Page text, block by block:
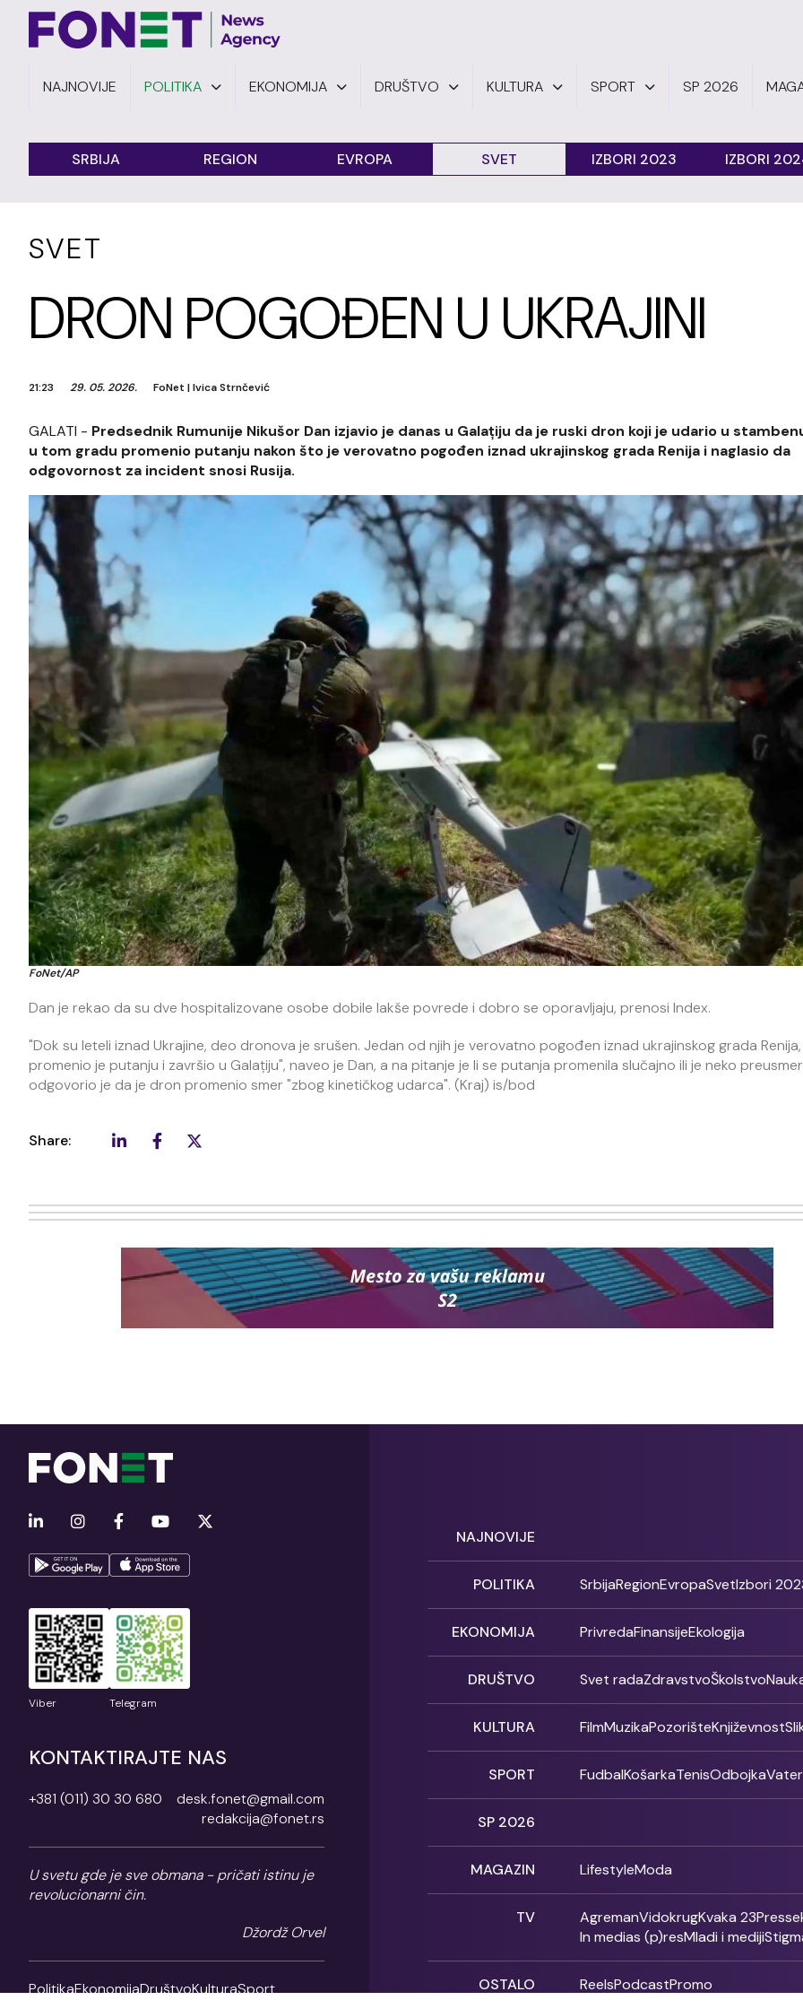
NAJNOVIJE POLITIKA EKONOMIJA DRUŠTVO KULTURA SPORT SP 2026
SRBIJA REGION EVROPA SVET IZBORI 2023 IZBORI
SVET
DRON POGOĐEN U UKRAJINI
21:23 29. 05. 2026. FoNet |Ivica Strnčević
GALATI - Predsednik Rumunije Nikušor Dan izjavio je danas u Galațiju da je ruski dron koji je udario u
u tom gradu promenio putanju nakon što je verovatno pogođen iznad ukrajinskog grada Renija i naglasio da
odgovornost za incident snosi Rusija.
FoNet/AP
Dan je rekao da su dve hospitalizovane osobe dobile lakše povrede i dobro se oporavljaju, prenosi Index.
"Dok su leteli iznad Ukrajine, deo dronova je srušen. Jedan od njih je verovatno pogođen iznad ukrajinskog grada Renija,
promenio je putanju i završio u Galațiju", naveo je Dan, a na pitanje je li se putanja promenila slučajno ili je neko
odgovorio je da je dron promenio smer "zbog kinetičkog udarca". (Kraj) is/bod
Share:
Viber Telegram
KONTAKTIRAJTE NAS
+381 (011) 30 30 680
desk.fonet@gmail.com
redakcija@fonet.rs
U svetu gde je sve obmana - pričati istinu je
revolucionarni čin.
Džordž Orvel
PolitikaEkonomijaDruštvoKulturaSport
NAJNOVIJE
POLITIKA SrbijaRegionEvropaSvetIzbori
EKONOMIJA PrivredaFinansijeEkologija
DRUŠTVO Svet radaZdravstvoŠkolstvo
KULTURA FilmMuzikaPozorišteKnjiževnost
SPORT FudbalKošarkaTenisOdbojka
SP 2026
MAGAZIN LifestyleModa
TV AgremanVidokrugKvaka 23
In medias (p)resMladi i mediji
OSTALO ReelsPodcastPromo